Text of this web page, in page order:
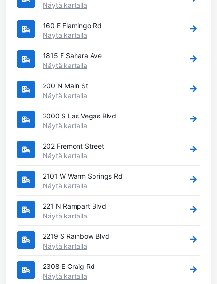
Näytä kartalla
160 E Flamingo Rd
Näytä kartalla
1815 E Sahara Ave
Näytä kartalla
200 N Main St
Näytä kartalla
2000 S Las Vegas Blvd
Näytä kartalla
202 Fremont Street
Näytä kartalla
2101 W Warm Springs Rd
Näytä kartalla
221 N Rampart Blvd
Näytä kartalla
2219 S Rainbow Blvd
Näytä kartalla
2308 E Craig Rd
Näytä kartalla